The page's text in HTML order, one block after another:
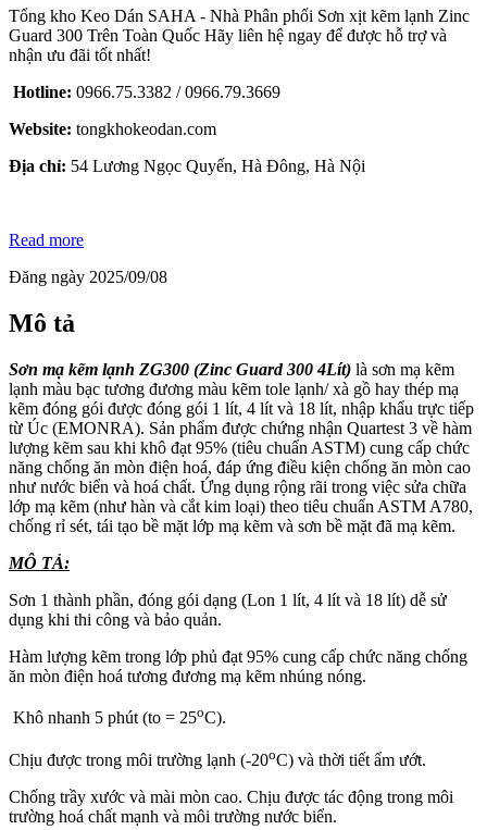
Tổng kho Keo Dán SAHA - Nhà Phân phối Sơn xịt kẽm lạnh Zinc
Guard 300 Trên Toàn Quốc Hãy liên hệ ngay để được hỗ trợ và
nhận ưu đãi tốt nhất!
Hotline: 0966.75.3382 / 0966.79.3669
Website: tongkhokeodan.com
Địa chỉ: 54 Lương Ngọc Quyến, Hà Đông, Hà Nội
Read more
Đăng ngày 2025/09/08
Mô tả
Sơn mạ kẽm lạnh ZG300 (Zinc Guard 300 4Lít) là sơn mạ kẽm
lạnh màu bạc tương đương màu kẽm tole lạnh/ xà gồ hay thép mạ
kẽm đóng gói được đóng gói 1 lít, 4 lít và 18 lít, nhập khẩu trực tiếp
từ Úc (EMONRA). Sản phẩm được chứng nhận Quartest 3 về hàm
lượng kẽm sau khi khô đạt 95% (tiêu chuẩn ASTM) cung cấp chức
năng chống ăn mòn điện hoá, đáp ứng điều kiện chống ăn mòn cao
như nước biển và hoá chất. Ứng dụng rộng rãi trong việc sửa chữa
lớp mạ kẽm (như hàn và cắt kim loại) theo tiêu chuẩn ASTM A780,
chống rỉ sét, tái tạo bề mặt lớp mạ kẽm và sơn bề mặt đã mạ kẽm.
MÔ TẢ:
Sơn 1 thành phần, đóng gói dạng (Lon 1 lít, 4 lít và 18 lít) dễ sử
dụng khi thi công và bảo quản.
Hàm lượng kẽm trong lớp phủ đạt 95% cung cấp chức năng chống
ăn mòn điện hoá tương đương mạ kẽm nhúng nóng.
Khô nhanh 5 phút (to = 25oC).
Chịu được trong môi trường lạnh (-20oC) và thời tiết ẩm ướt.
Chống trầy xước và mài mòn cao. Chịu được tác động trong môi
trường hoá chất mạnh và môi trường nước biển.